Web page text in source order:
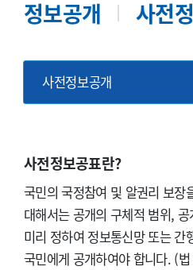
정보공개 사전
사전정보공개
사전정보공표란?
국민의 국정참여 및 알권리 보장
대해서는 공개의 구체적 범위,
미리 정하여 정보통신망 또는 간
국민에게 공개하여야 합니다. (